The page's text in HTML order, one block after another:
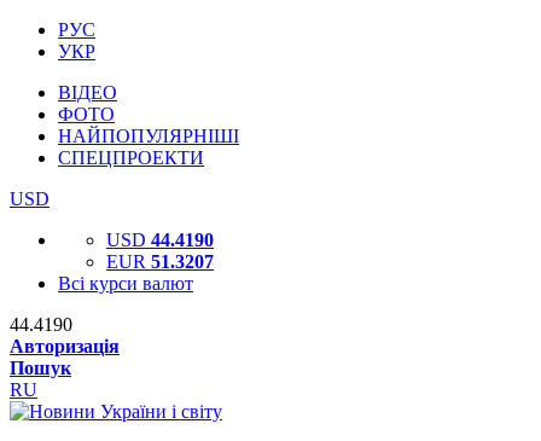
РУС
УКР
ВІДЕО
ФОТО
НАЙПОПУЛЯРНІШІ
СПЕЦПРОЕКТИ
USD
USD 44.4190
EUR 51.3207
Всі курси валют
44.4190
Авторизація
Пошук
RU